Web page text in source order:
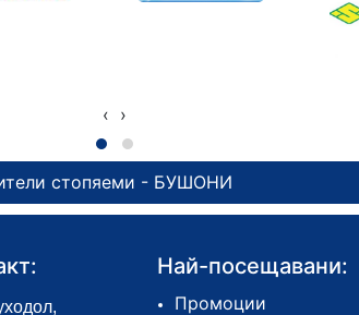
‹ ›
стопяеми - БУШОНИ
Най-посещавани:
Промоции